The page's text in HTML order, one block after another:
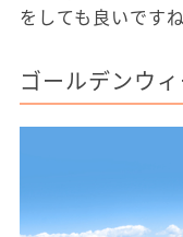
をしても良いですね
ゴールデンウ